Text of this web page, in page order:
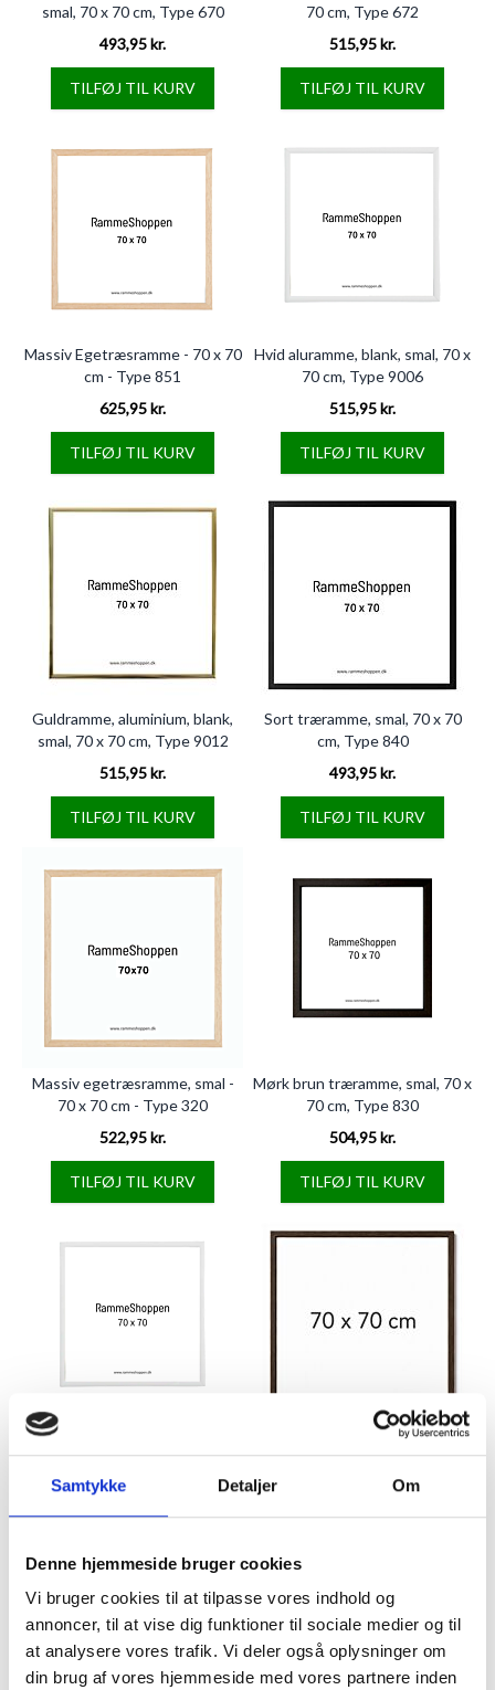
Samtykke Detaljer Om
Denne hjemmeside bruger cookies
Vi bruger cookies til at tilpasse vores indhold og
annoncer, til at vise dig funktioner til sociale medier og til
at analysere vores trafik. Vi deler også oplysninger om
din brug af vores hjemmeside med vores partnere inden
smal, 70 x 70 cm, Type 670
493,95 kr.
TILFØJ TIL KURV
70 cm, Type 672
515,95 kr.
TILFØJ TIL KURV
Massiv Egetræsramme - 70 x 70
cm - Type 851
625,95 kr.
TILFØJ TIL KURV
Hvid aluramme, blank, smal, 70 x
70 cm, Type 9006
515,95 kr.
TILFØJ TIL KURV
Guldramme, aluminium, blank,
smal, 70 x 70 cm, Type 9012
515,95 kr.
TILFØJ TIL KURV
Sort træramme, smal, 70 x 70
cm, Type 840
493,95 kr.
TILFØJ TIL KURV
Massiv egetræsramme, smal -
70 x 70 cm - Type 320
522,95 kr.
TILFØJ TIL KURV
Mørk brun træramme, smal, 70 x
70 cm, Type 830
504,95 kr.
TILFØJ TIL KURV
varer Vis